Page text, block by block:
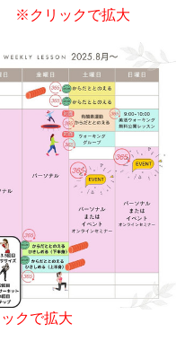
※クリックで拡大
クで拡大